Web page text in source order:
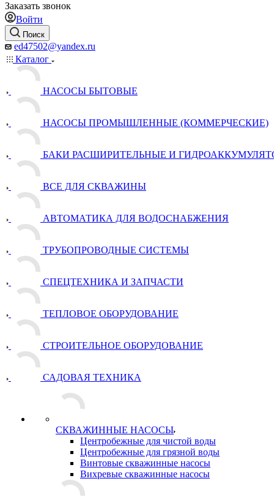
Заказать звонок
Войти
Поиск
ed47502@yandex.ru
Каталог
НАСОСЫ БЫТОВЫЕ
НАСОСЫ ПРОМЫШЛЕННЫЕ (КОММЕРЧЕСКИЕ)
БАКИ РАСШИРИТЕЛЬНЫЕ И
ВСЕ ДЛЯ СКВАЖИНЫ
АВТОМАТИКА ДЛЯ ВОДОСНАБЖЕНИЯ
ТРУБОПРОВОДНЫЕ СИСТЕМЫ
СПЕЦТЕХНИКА И ЗАПЧАСТИ
ТЕПЛОВОЕ ОБОРУДОВАНИЕ
СТРОИТЕЛЬНОЕ ОБОРУДОВАНИЕ
САДОВАЯ ТЕХНИКА
СКВАЖИННЫЕ НАСОСЫ
Центробежные для чистой воды
Центробежные для грязной воды
Винтовые скважинные насосы
Вихревые скважинные насосы